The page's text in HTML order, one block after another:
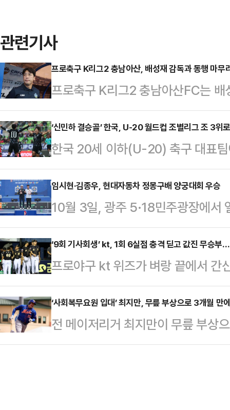
관련기사
프로축구 K리그2 충남아산, 배성재 감독과 동행 마무
프로축구 K리그2 충남아산FC는
리한다고 공식 발표했다.구단에 따
대한 책임으로 사임에 대한 의견을
진이 계속됨에 따라 충남아산FC와
이준일 대표이사는 “함께했던 배성
4일 충북청주FC와의 홈경기부터
시즌을 운영할 예정이다”라고 전했
‘신민하 결승골’ 한국, U-20 월드컵 조별리그 조 3위
한국 20세 이하(U-20) 축구 대표
(FIFA) U-20 월드컵 16강 진출 가
은 4일(한국시각) 칠레 발파라이소
르에서 열린 대회 조별리그 B조 3
크)의 선제골과 후반 7분 신민하(
제압했다.이로써 1승1무1패를 기
라이나에 1-2로 패한 파라과이(승
임시현·김종우, 현대자동차 정몽구배 양궁대회 우승
10월 3일, 광주 5·18민주광장에서
2025’가 사흘간의 일정을 성황리
파운드(4강~결승) 경기가 진행되
에서는 임시현(한국체대), 남자부
는 양재원(울산남구청)과 여자부의
이번 대회에는 총 230명(리커브
기량을 겨뤘으며, 역대 국내 대회
공들…
‘9회 기사회생’ kt, 1회 6실점 충격 딛고 값진 무승부
프로야구 kt 위즈가 벼랑 끝에서
kt위즈파크에서 열린 2025 신한
에서 6-6 무승부를 기록했다.최종
로 올해 정규시즌을 마무리했다.4
NC다이노스가 패할 경우 kt가 극
‘사회복무요원 입대’ 최지만, 무릎 부상으로 3개월 만
전 메이저리거 최지만이 무릎 부상
했다.최지만의 소속사 스포츠바이